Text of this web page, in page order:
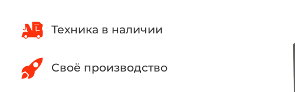
Техника в наличии
Своё производство